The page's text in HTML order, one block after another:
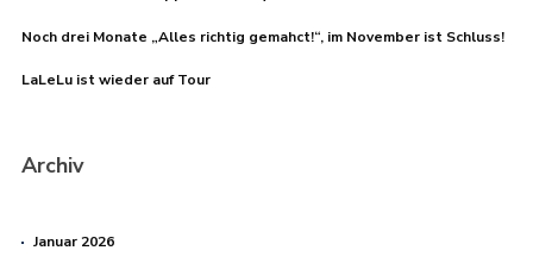
Noch drei Monate „Alles richtig gemahct!“, im November ist Schluss!
LaLeLu ist wieder auf Tour
Archiv
Januar 2026